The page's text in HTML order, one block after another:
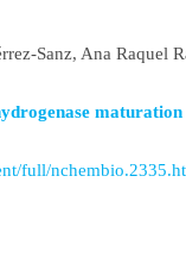
Sanz, Ana
full/